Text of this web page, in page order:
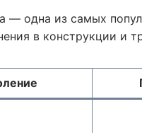
— одна из самых
в конструкции и